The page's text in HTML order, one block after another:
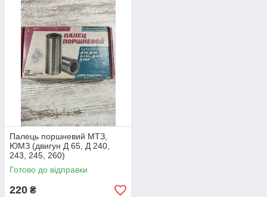
Палець поршневий МТЗ,
ЮМЗ (двигун Д 65, Д 240,
243, 245, 260)
Готово до відправки
220 ₴